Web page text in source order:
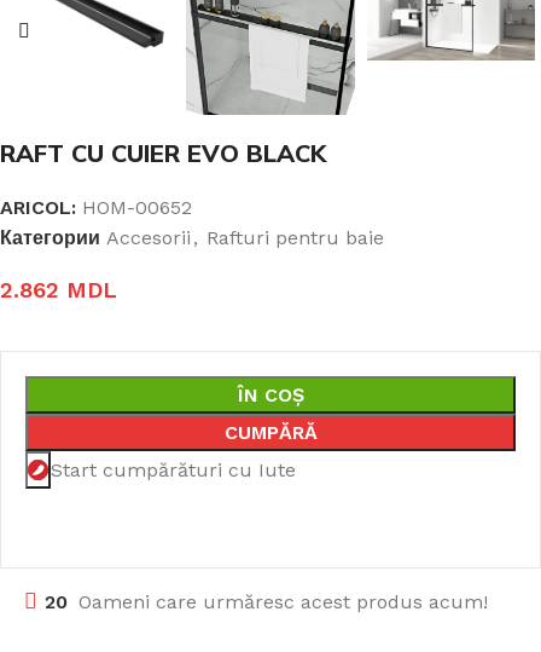
RAFT CU CUIER EVO BLACK
ARICOL: HOM-00652
Категории Accesorii , Rafturi pentru baie​
2.862 MDL
ÎN COȘ
CUMPĂRĂ
Start cumpărături cu Iute
20 Oameni care urmăresc acest produs acum!